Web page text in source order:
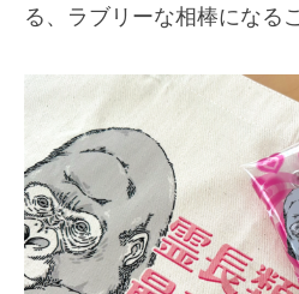
る、ラブリーな相棒になる